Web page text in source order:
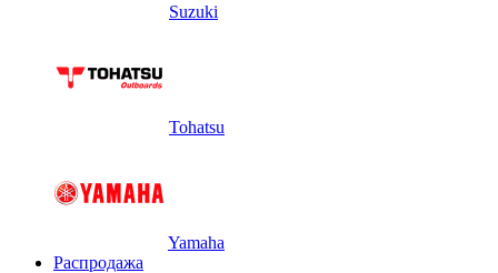
Suzuki
Tohatsu
Yamaha
Распродажа